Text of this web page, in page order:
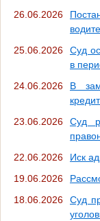
26.06.2026
25.06.2026
Суд
в
24.06.2026
В
23.06.2026
Суд
22.06.2026
Иск
19.06.2026
18.06.2026
Суд